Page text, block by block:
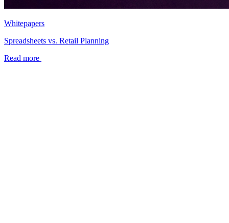
Whitepapers
Spreadsheets vs. Retail Planning
Read more